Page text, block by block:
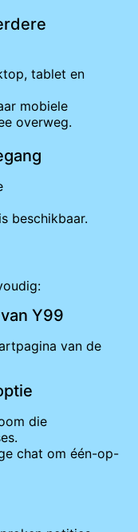
tablet en
mobiele
overweg.
beschikbaar.
Y99
van de
die
chat om één-op-